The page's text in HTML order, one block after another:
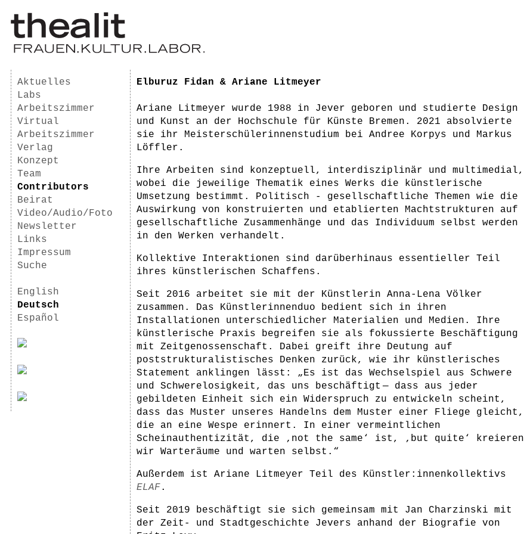
Aktuelles
Labs
Arbeitszimmer
Virtual
Arbeitszimmer
Verlag
Konzept
Team
Contributors
Beirat
Video/Audio/Foto
Newsletter
Links
Impressum
Suche
English
Deutsch
Español
Elburuz Fidan & Ariane Litmeyer
Ariane Litmeyer wurde 1988 in Jever geboren und studierte Design
und Kunst an der Hochschule für Künste Bremen. 2021 absolvierte
sie ihr Meisterschülerinnenstudium bei Andree Korpys und Markus
Löffler.
Ihre Arbeiten sind konzeptuell, interdisziplinär und multimedial,
wobei die jeweilige Thematik eines Werks die künstlerische
Umsetzung bestimmt. Politisch - gesellschaftliche Themen wie die
Auswirkung von konstruierten und etablierten Machtstrukturen auf
gesellschaftliche Zusammenhänge und das Individuum selbst werden
in den Werken verhandelt.
Kollektive Interaktionen sind darüberhinaus essentieller Teil
ihres künstlerischen Schaffens.
Seit 2016 arbeitet sie mit der Künstlerin Anna-Lena Völker
zusammen. Das Künstlerinnenduo bedient sich in ihren
Installationen unterschiedlicher Materialien und Medien. Ihre
künstlerische Praxis begreifen sie als fokussierte Beschäftigung
mit Zeitgenossenschaft. Dabei greift ihre Deutung auf
poststrukturalistisches Denken zurück, wie ihr künstlerisches
Statement anklingen lässt: „Es ist das Wechselspiel aus Schwere
und Schwerelosigkeit, das uns beschäftigt — dass aus jeder
gebildeten Einheit sich ein Widerspruch zu entwickeln scheint,
dass das Muster unseres Handelns dem Muster einer Fliege gleicht,
die an eine Wespe erinnert. In einer vermeintlichen
Scheinauthentizität, die ‚not the same‘ ist, ‚but quite‘ kreieren
wir Warteräume und warten selbst.“
Außerdem ist Ariane Litmeyer Teil des Künstler:innenkollektivs
ELAF.
Seit 2019 beschäftigt sie sich gemeinsam mit Jan Charzinski mit
der Zeit- und Stadtgeschichte Jevers anhand der Biografie von